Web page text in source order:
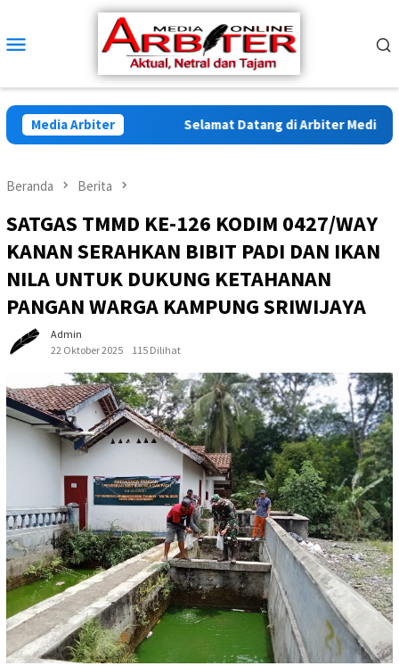
konten
Mobile
Media Arbiter Selamat Datang di Arbiter Media
Beranda Berita
SATGAS TMMD KE-126 KODIM 0427/WAY
KANAN SERAHKAN BIBIT PADI DAN IKAN
NILA UNTUK DUKUNG KETAHANAN
PANGAN WARGA KAMPUNG SRIWIJAYA
Admin
22 Oktober 2025
115 Dilihat